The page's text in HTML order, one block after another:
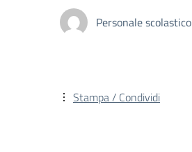
Personale scolastico
Stampa / Condividi